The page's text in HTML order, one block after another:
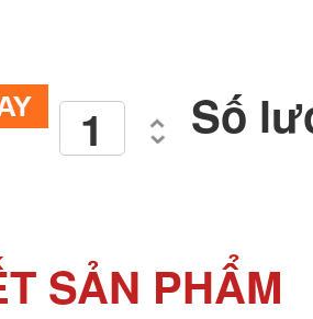
Số
SẢN PHẨM